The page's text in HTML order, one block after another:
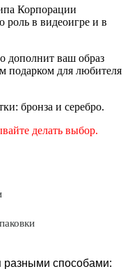
Корпорации
роль в видеоигре и в
дополнит ваш образ
подарком для любителя
бронза и серебро.
делать выбор.
разными способами: